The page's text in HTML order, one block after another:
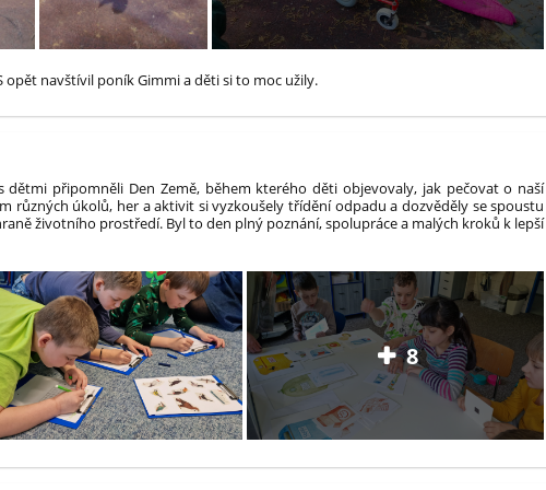
opět navštívil poník Gimmi a děti si to moc užily.
dětmi připomněli Den Země, během kterého děti objevovaly, jak pečovat o naší
různých úkolů, her a aktivit si vyzkoušely třídění odpadu a dozvěděly se spoustu
životního prostředí. Byl to den plný poznání, spolupráce a malých kroků k lepší
8